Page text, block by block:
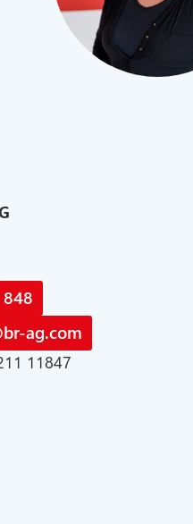
848
ag.com
11847